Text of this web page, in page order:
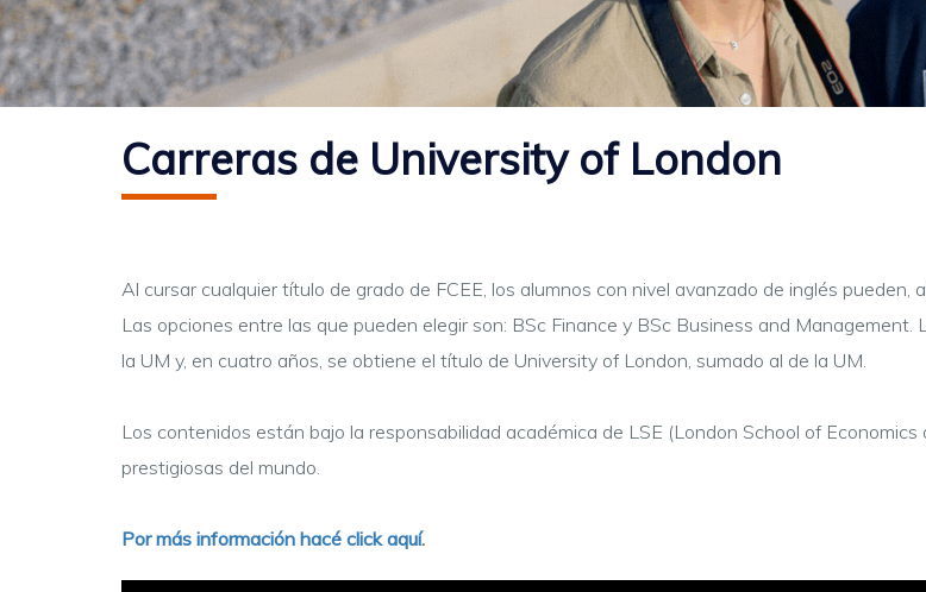
Carreras de University of London
Al cursar cualquier título de grado de FCEE, los alumnos con nivel avanzado de inglés
Las opciones entre las que pueden elegir son: BSc Finance y BSc Business and
la UM y, en cuatro años, se obtiene el título de University of London, sumado al de la UM.
Los contenidos están bajo la responsabilidad académica de LSE (London School of
prestigiosas del mundo.
Por más información hacé click aquí.